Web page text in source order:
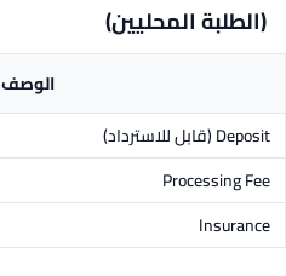
(الطلبة المحليين)
الوصف
Deposit(قابل للاسترداد)
Processing Fee
Insurance